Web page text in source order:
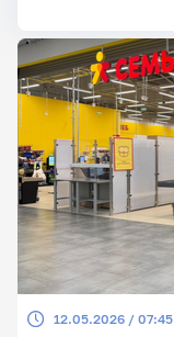
12.05.2026 / 07:45